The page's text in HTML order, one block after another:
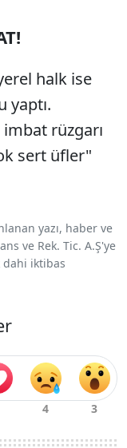
halk ise
yaptı.
rüzgarı
sert üfler"
yazı, haber ve
ve Rek. Tic. A.Ş'ye
dahi iktibas